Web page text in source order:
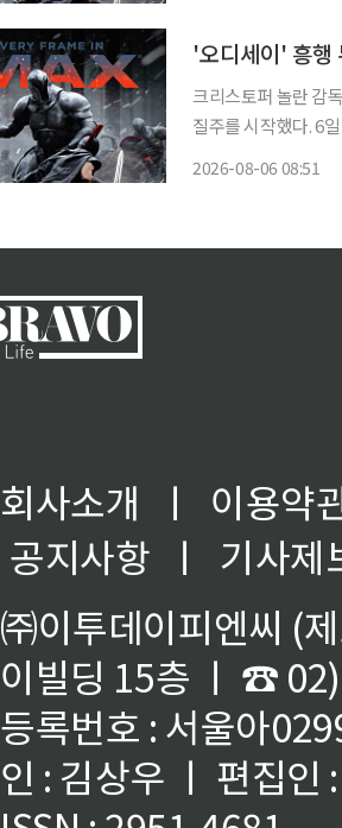
'오디세이' 흥
크리스토퍼 놀란 감
질주를 시작했다. 6일 영화진흥위원회 영화관입장권 통합전산망에 따르면 '오디세이'는 개
2026-08-06 08:51
회사소개 ㅣ
이용약
공지사항
ㅣ
기사제
㈜이투데이피엔씨 (
이빌딩 15층 ㅣ ☎
등록번호 : 서울아
인 : 김상우 ㅣ 편집인